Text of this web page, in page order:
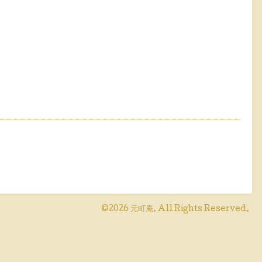
©2026 元町庵. All Rights Reserved.